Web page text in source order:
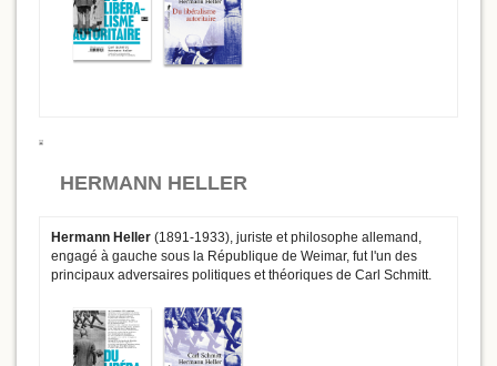
HERMANN HELLER
Hermann Heller (1891-1933), juriste et philosophe allemand,
engagé à gauche sous la République de Weimar, fut l'un des
principaux adversaires politiques et théoriques de Carl Schmitt.